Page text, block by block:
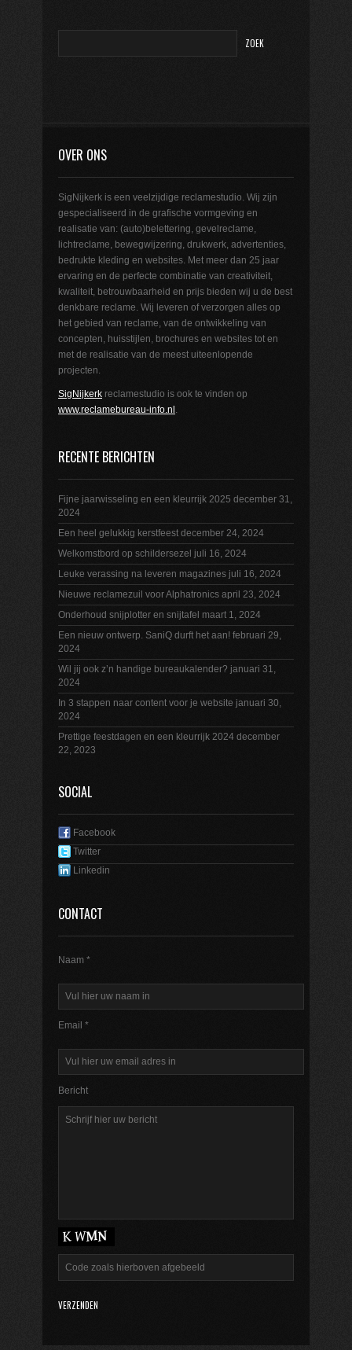
OVER ONS
SigNijkerk is een veelzijdige reclamestudio. Wij zijn
gespecialiseerd in de grafische vormgeving en
realisatie van: (auto)belettering, gevelreclame,
lichtreclame, bewegwijzering, drukwerk, advertenties,
bedrukte kleding en websites. Met meer dan 25 jaar
ervaring en de perfecte combinatie van creativiteit,
kwaliteit, betrouwbaarheid en prijs bieden wij u de best
denkbare reclame. Wij leveren of verzorgen alles op
het gebied van reclame, van de ontwikkeling van
concepten, huisstijlen, brochures en websites tot en
met de realisatie van de meest uiteenlopende
projecten.
SigNijkerk reclamestudio is ook te vinden op
www.reclamebureau-info.nl .
RECENTE BERICHTEN
Fijne jaarwisseling en een kleurrijk 2025 december 31,
2024
Een heel gelukkig kerstfeest december 24, 2024
Welkomstbord op schildersezel juli 16, 2024
Leuke verassing na leveren magazines juli 16, 2024
Nieuwe reclamezuil voor Alphatronics april 23, 2024
Onderhoud snijplotter en snijtafel maart 1, 2024
Een nieuw ontwerp. SaniQ durft het aan! februari 29,
2024
Wil jij ook z’n handige bureaukalender? januari 31,
2024
In 3 stappen naar content voor je website januari 30,
2024
Prettige feestdagen en een kleurrijk 2024 december
22, 2023
SOCIAL
Facebook
Twitter
Linkedin
CONTACT
Naam *
Email *
Bericht